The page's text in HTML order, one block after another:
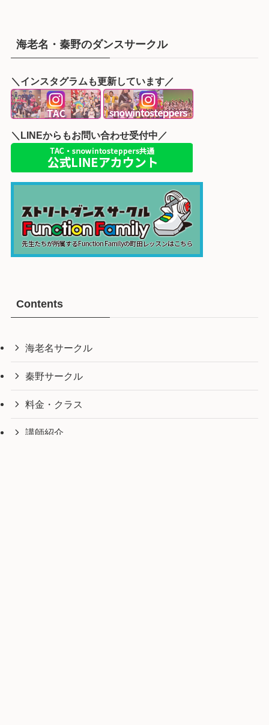
海老名・秦野のダンスサークル
＼インスタグラムも更新しています／
＼LINEからもお問い合わせ受付中／
Contents
海老名サークル
秦野サークル
料金・クラス
講師紹介